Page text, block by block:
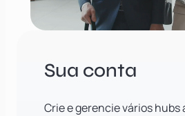
Sua conta
Crie e gerencie vários hubs